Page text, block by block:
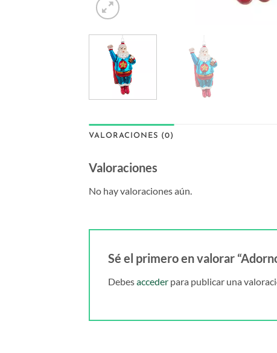
VALORACIONES (0)
Valoraciones
No hay valoraciones aún.
Sé el primero en valorar
Debesacceder para publicar una